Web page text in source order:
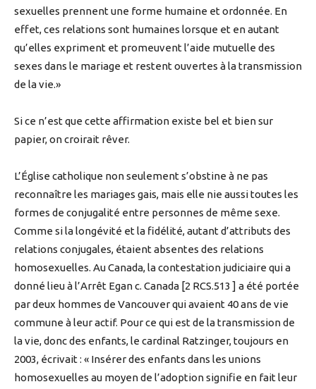
sexuelles prennent une forme humaine et ordonnée. En
effet, ces relations sont humaines lorsque et en autant
qu’elles expriment et promeuvent l’aide mutuelle des
sexes dans le mariage et restent ouvertes à la transmission
de la vie.»
Si ce n’est que cette affirmation existe bel et bien sur
papier, on croirait rêver.
L’Église catholique non seulement s’obstine à ne pas
reconnaître les mariages gais, mais elle nie aussi toutes les
formes de conjugalité entre personnes de même sexe.
Comme si la longévité et la fidélité, autant d’attributs des
relations conjugales, étaient absentes des relations
homosexuelles. Au Canada, la contestation judiciaire qui a
donné lieu à l’Arrêt Egan c. Canada [2 RCS.513 ] a été portée
par deux hommes de Vancouver qui avaient 40 ans de vie
commune à leur actif. Pour ce qui est de la transmission de
la vie, donc des enfants, le cardinal Ratzinger, toujours en
2003, écrivait : « Insérer des enfants dans les unions
homosexuelles au moyen de l’adoption signifie en fait leur